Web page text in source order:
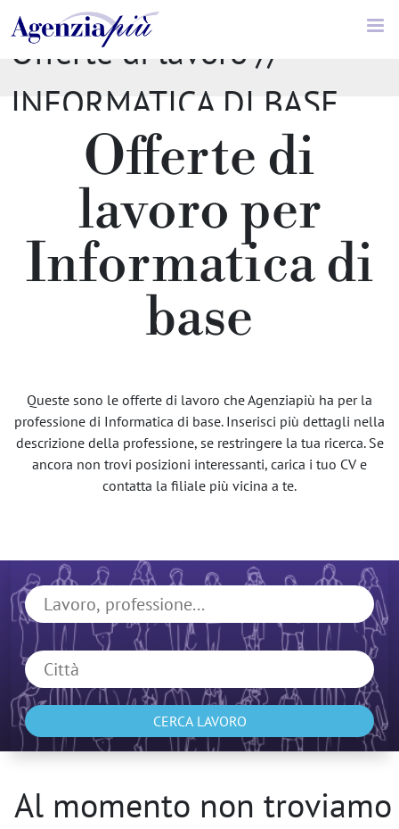
Offerte di lavoro //
INFORMATICA DI BASE
Offerte di
lavoro per
Informatica di
base
Queste sono le offerte di lavoro che Agenziapiù ha per la
professione di Informatica di base. Inserisci più dettagli nella
descrizione della professione, se restringere la tua ricerca. Se
ancora non trovi posizioni interessanti, carica i tuo CV e
contatta la filiale più vicina a te.
CERCA LAVORO
Al momento non troviamo